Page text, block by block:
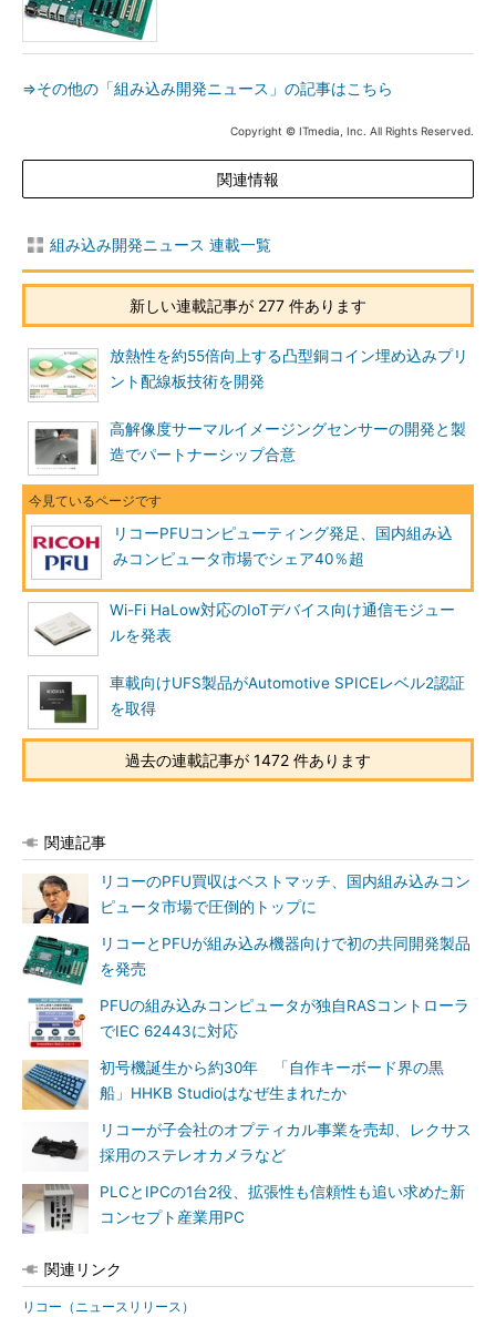
⇒その他の「組み込み開発ニュース」の記事はこちら
Copyright © ITmedia, Inc. All Rights Reserved.
関連情報
組み込み開発ニュース 連載一覧
新しい連載記事が 277 件あります
放熱性を約55倍向上する凸型銅コイン埋め込みプリ
ント配線板技術を開発
高解像度サーマルイメージングセンサーの開発と製
造でパートナーシップ合意
リコーPFUコンピューティング発足、国内組み込
みコンピュータ市場でシェア40％超
Wi-Fi HaLow対応のIoTデバイス向け通信モジュー
ルを発表
車載向けUFS製品がAutomotive SPICEレベル2認証
を取得
過去の連載記事が 1472 件あります
関連記事
リコーのPFU買収はベストマッチ、国内組み込みコン
ピュータ市場で圧倒的トップに
リコーとPFUが組み込み機器向けで初の共同開発製品
を発売
PFUの組み込みコンピュータが独自RASコントローラ
でIEC 62443に対応
初号機誕生から約30年 「自作キーボード界の黒
船」HHKB Studioはなぜ生まれたか
リコーが子会社のオプティカル事業を売却、レクサス
採用のステレオカメラなど
PLCとIPCの1台2役、拡張性も信頼性も追い求めた新
コンセプト産業用PC
関連リンク
リコー（ニュースリリース）